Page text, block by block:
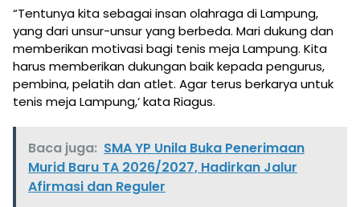
“Tentunya kita sebagai insan olahraga di Lampung,
yang dari unsur-unsur yang berbeda. Mari dukung dan
memberikan motivasi bagi tenis meja Lampung. Kita
harus memberikan dukungan baik kepada pengurus,
pembina, pelatih dan atlet. Agar terus berkarya untuk
tenis meja Lampung,’ kata Riagus.
Baca juga: SMA YP Unila Buka Penerimaan
Murid Baru TA 2026/2027, Hadirkan Jalur
Afirmasi dan Reguler